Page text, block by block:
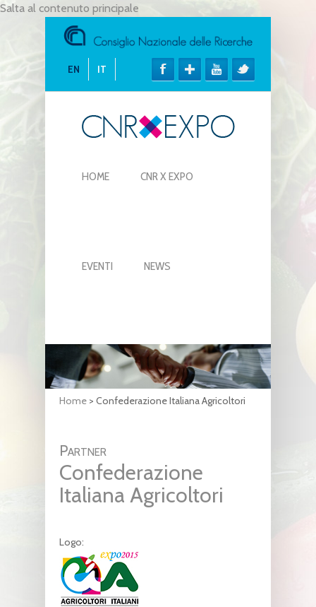
Salta al contenuto principale
EN IT
HOME CNR X EXPO
EVENTI NEWS
Home > Confederazione Italiana Agricoltori
Partner
Confederazione
Italiana Agricoltori
Logo: